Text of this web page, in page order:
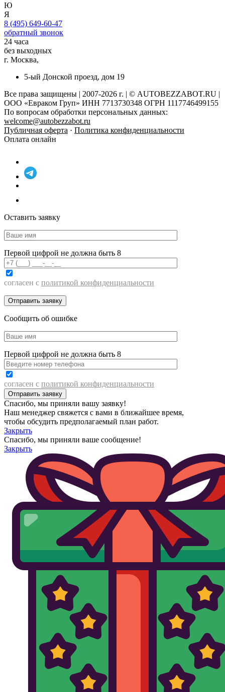
Ю
Я
8 (495) 649-60-47
обратный звонок
24 часа
без выходных
г. Москва,
5-ый Донской проезд, дом 19
Все права защищены | 2007-2026 г. | © AUTOBEZZABOT.RU |
ООО «Евраком Груп» ИНН 7713730348 ОГРН 1117746499155
По вопросам обработки персональных данных:
welcome@autobezzabot.ru
Публичная оферта · Политика конфиденциальности
Оплата онлайн
Оставить заявку
Первой цифрой не должна быть 8
согласен с политикой конфиденциальности
Сообщить об ошибке
Первой цифрой не должна быть 8
согласен с политикой конфиденциальности
Спасибо, мы приняли вашу заявку!
Наш менеджер свяжется с вами в ближайшее время,
чтобы обсудить предполагаемый план работ.
Закрыть
Спасибо, мы приняли ваше сообщение!
Закрыть